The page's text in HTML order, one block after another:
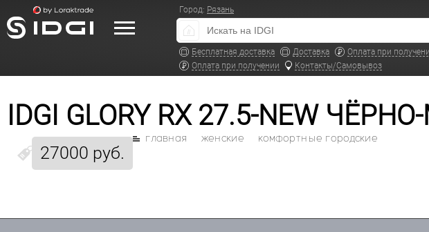
Город: Рязань
Бесплатная доставка Доставка
Оплата при
Оплата при получении
Контакты/Самовывоз
IDGI GLORY RX 27.5-NEW
27000 руб.
главная женские комфортные городские